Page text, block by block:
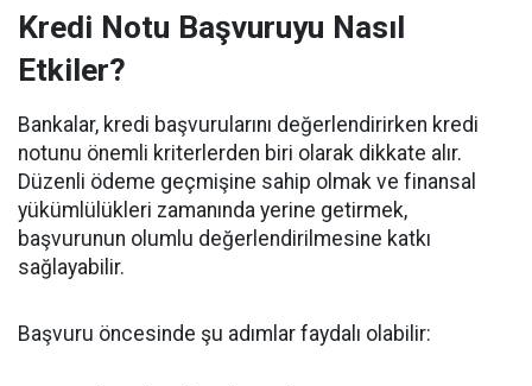
Kredi Notu Başvuruyu Nasıl
Etkiler?
Bankalar, kredi başvurularını değerlendirirken kredi
notunu önemli kriterlerden biri olarak dikkate alır.
Düzenli ödeme geçmişine sahip olmak ve finansal
yükümlülükleri zamanında yerine getirmek,
başvurunun olumlu değerlendirilmesine katkı
sağlayabilir.
Başvuru öncesinde şu adımlar faydalı olabilir: